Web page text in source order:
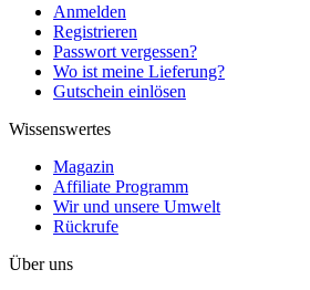
Anmelden
Registrieren
Passwort vergessen?
Wo ist meine Lieferung?
Gutschein einlösen
Wissenswertes
Magazin
Affiliate Programm
Wir und unsere Umwelt
Rückrufe
Über uns